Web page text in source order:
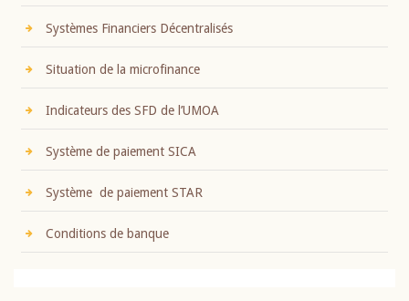
Systèmes Financiers Décentralisés
Situation de la microfinance
Indicateurs des SFD de l’UMOA
Système de paiement SICA
Système de paiement STAR
Conditions de banque